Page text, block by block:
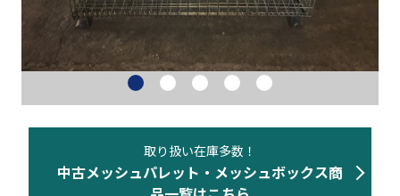
バンニングスロープ
その他 物流機器
物流機器買取
事務機器など
取り扱い在庫多数！
中古メッシュパレット・メッシュボックス商